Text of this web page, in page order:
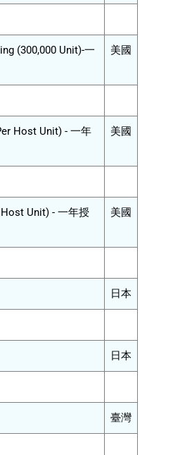
(300,000 Unit)-一
美國
Host Unit) - 一年
美國
Unit) - 一年授
美國
日本
日本
臺灣